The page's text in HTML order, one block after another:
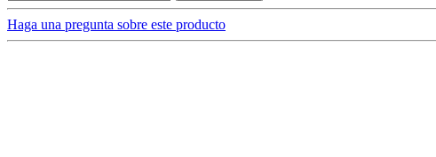
Haga una pregunta sobre este producto